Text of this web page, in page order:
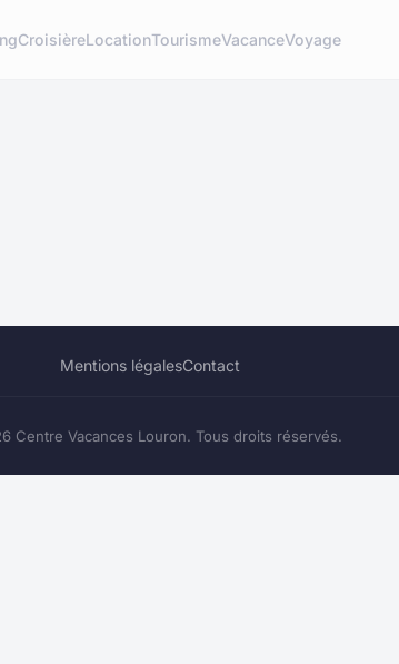
CroisièreLocationTourismeVacanceVoyage
Mentions légalesContact
Centre Vacances Louron. Tous droits réservés.